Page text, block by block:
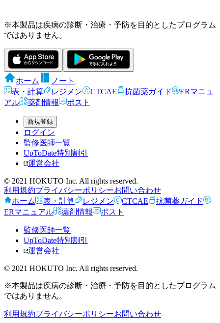
※本製品は疾病の診断・治療・予防を目的としたプログラム
ではありません。
ホーム
ノート
表・計算
レジメン CTCAE 抗菌薬ガイド
ERマニュ
アル
薬剤情報 ポスト
新規登録
ログイン
監修医師一覧
UpToDate特別割引
運営会社
© 2021 HOKUTO Inc. All rights reserved.
利用規約プライバシーポリシーお問い合わせ
ホーム
表・計算 レジメン CTCAE
抗菌薬ガイド
ERマニュアル
薬剤情報 ポスト
監修医師一覧
UpToDate特別割引
運営会社
© 2021 HOKUTO Inc. All rights reserved.
※本製品は疾病の診断・治療・予防を目的としたプログラム
ではありません。
利用規約プライバシーポリシーお問い合わせ